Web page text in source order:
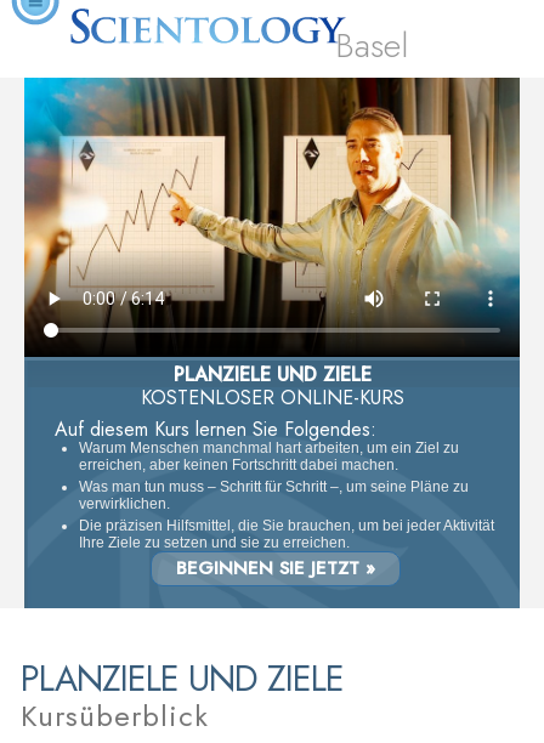
Basel
PLANZIELE UND ZIELE
KOSTENLOSER ONLINE-KURS
Auf diesem Kurs lernen Sie Folgendes:
Warum Menschen manchmal hart arbeiten, um ein Ziel zu
erreichen, aber keinen Fortschritt dabei machen.
Was man tun muss – Schritt für Schritt –, um seine Pläne zu
verwirklichen.
Die präzisen Hilfsmittel, die Sie brauchen, um bei jeder Aktivität
Ihre Ziele zu setzen und sie zu erreichen.
BEGINNEN SIE JETZT »
PLANZIELE UND ZIELE
Kursüberblick